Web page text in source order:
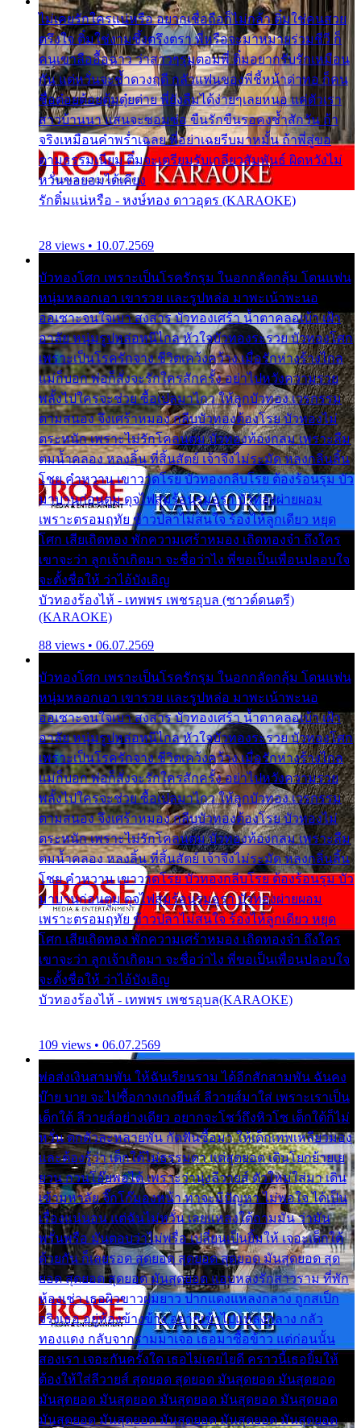
ไม่เคยรักใครแน่หรือ อยากเชื่อถือก็ไม่กล้า ติ๋มใช่คนสวย
ตรึงใจ ติ๋มใช่งามซึ้งตรึงตรา พี่หรือจะมาหมายร่วมชีวี ก็
คนเขาลืออื้อฉาว ว่าสาวๆรุมตอมพี่ ติ๋มอยากรับรักเหมือน
กัน แต่หวั่นจะช้ำดวงฤดี กลัวแฟนของพี่ชี้หน้าด่าทอ ก็คน
ชื่อต๋อยต้อยตุ้มตุ๋ยต่าย พี่ยังลืมได้ง่ายๆเลยหนอ แค่ตัวเรา
สาวบ้านนา แสนจะซอมซ่อ ขืนรักขืนรอคงช้ำสักวัน ถ้า
จริงเหมือนคำพร่ำเฉลย พี่อย่าเฉยรีบมาหมั้น ถ้าพี่สู่ขอ
ตามธรรมเนียม ติ๋มจะเตรียมรับเกลียวสัมพันธ์ ผิดหวังไม่
หวั่นขอยอมได้เคียง
รักติ๋มแน่หรือ - หงษ์ทอง ดาวอุดร (KARAOKE)
28 views • 10.07.2569
บัวทองโศก เพราะเป็นโรครักรุม ในอกกลัดกลุ้ม โดนแฟน
หนุ่มหลอกเอา เขารวย และรูปหล่อ มาพะเน้าพะนอ
ออเซาะจนใจเบา สงสาร บัวทองเศร้า น้ำตาคลอเบ้า เฝ้า
อาลัย หนุ่มรูปหล่อหนีไกล หัวใจบัวทองระรวย บัวทองโศก
เพราะเป็นโรครักจาง ชีวิตเคว้งคว้าง เมื่อรักห่างร้างไกล
แม่ก็บอก พ่อก็สั่งจะรักใครสักครั้ง อย่าไปหวังความรวย
พลั้งไปใครจะช่วย ซื้อเปลมาไกว ให้ลูกบัวทอง เวรกรรม
ตามสนอง จึงเศร้าหมอง กลีบบัวทองต้องโรย บัวทองไม่
ตระหนัก เพราะไม่รักโคลนตม บัวทองท้องกลม เพราะลืม
ตมน้ำคลอง หลงลิ้น ที่สิ้นสัตย์ เจ้าจึงไม่ระมัด หลงกลิ่นลิ้น
โชย คำหวาน เขาวาดโรย บัวทองกลีบโรย ต้องร้อนรุม บัว
มาบานก่อนตูม ดุจไฟสุมร้อนรุมอุรา บัวทองผ่ายผอม
เพราะตรอมฤทัย ข้าวปลาไม่สนใจ ร้องไห้ลูกเดียว หยุด
โศก เสียเถิดทอง พักความเศร้าหมอง เถิดทองจ๋า ถึงใคร
เขาจะว่า ลูกเจ้าเกิดมา จะชื่อว่าไง พี่ขอเป็นเพื่อนปลอบใจ
จะตั้งชื่อให้ ว่าไอ้บังเอิญ
บัวทองร้องไห้ - เทพพร เพชรอุบล (ซาวด์ดนตรี)
(KARAOKE)
88 views • 06.07.2569
บัวทองโศก เพราะเป็นโรครักรุม ในอกกลัดกลุ้ม โดนแฟน
หนุ่มหลอกเอา เขารวย และรูปหล่อ มาพะเน้าพะนอ
ออเซาะจนใจเบา สงสาร บัวทองเศร้า น้ำตาคลอเบ้า เฝ้า
อาลัย หนุ่มรูปหล่อหนีไกล หัวใจบัวทองระรวย บัวทองโศก
เพราะเป็นโรครักจาง ชีวิตเคว้งคว้าง เมื่อรักห่างร้างไกล
แม่ก็บอก พ่อก็สั่งจะรักใครสักครั้ง อย่าไปหวังความรวย
พลั้งไปใครจะช่วย ซื้อเปลมาไกว ให้ลูกบัวทอง เวรกรรม
ตามสนอง จึงเศร้าหมอง กลีบบัวทองต้องโรย บัวทองไม่
ตระหนัก เพราะไม่รักโคลนตม บัวทองท้องกลม เพราะลืม
ตมน้ำคลอง หลงลิ้น ที่สิ้นสัตย์ เจ้าจึงไม่ระมัด หลงกลิ่นลิ้น
โชย คำหวาน เขาวาดโรย บัวทองกลีบโรย ต้องร้อนรุม บัว
มาบานก่อนตูม ดุจไฟสุมร้อนรุมอุรา บัวทองผ่ายผอม
เพราะตรอมฤทัย ข้าวปลาไม่สนใจ ร้องไห้ลูกเดียว หยุด
โศก เสียเถิดทอง พักความเศร้าหมอง เถิดทองจ๋า ถึงใคร
เขาจะว่า ลูกเจ้าเกิดมา จะชื่อว่าไง พี่ขอเป็นเพื่อนปลอบใจ
จะตั้งชื่อให้ ว่าไอ้บังเอิญ
บัวทองร้องไห้ - เทพพร เพชรอุบล(KARAOKE)
109 views • 06.07.2569
พ่อส่งเงินสามพัน ให้ฉันเรียนราม ได้อีกสักสามพัน ฉันคง
บ๊าย บาย จะไปซื้อกางเกงยีนส์ ลีวายส์มาใส่ เพราะเราเป็น
เด็กใต้ ลีวายส์อย่างเดียว อยากจะโชว์ถึงหิวโซ เด็กใต้ก็ไม่
หวั่น ตกตัวละหลายพัน กัดฟันซื้อมา ให้เด็กเทพเหลียวมอง
และต้องรู้ว่า เด็กใต้ไม่ธรรมดา แต่สุดยอด เดินโยกย้ายเย
ยวน กวนโอ๊ยพอได้ เพราะว่านุ่งลีวายส์ ตัวใหม่ใส่มา เดิน
เข้ามหาลัย จิ๊กโก๊มองหน้า ท่าจะมีปัญหา ไม่พอใจ ได้เป็น
เรื่องแน่นอน แต่ฉันไม่หวั่น เลยแหลงใต้ถามมัน ว่ามัน
พรั่นพรือ มันตอบว่าไม่พรื่อ เปลี่ยนเป็นยิ้มให้ เจอะเด็กใต้
ด้วยกัน ก็เลยรอด สุดยอด สุดยอด สุดยอด มันสุดยอด สุด
ยอด สุดยอด สุดยอด มันสุดยอด แอบหลงรักสาวราม ที่พัก
ห้องเช่า เธอผิวขาวผมยาว ปากแดงแหลงกลาง ถูกสเป็ก
จริงเธอ อยู่ห้องข้างข้าง อยากเข้าไปแหลงกลาง กลัว
ทองแดง กลับจากรามมาเจอ เธอมาซื้อข้าว แต่ก่อนนั้น
สองเรา เจอะกันครั้งใด เธอไม่เคยไยดี คราวนี้เธอยิ้มให้
ต้องให้ใส่ลีวายส์ สุดยอด สุดยอด มันสุดยอด มันสุดยอด
มันสุดยอด มันสุดยอด มันสุดยอด มันสุดยอด มันสุดยอด
มันสุดยอด มันสุดยอด มันสุดยอด มันสุดยอด มันสุดยอด